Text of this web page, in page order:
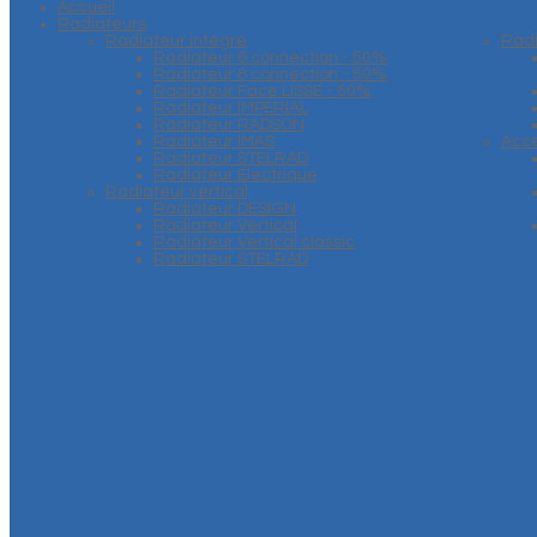
Accueil
Radiateurs
Radiateur intégré
Radiateur 6 connection - 50%
Radiateur 8 connection - 50%
Radiateur Face LISSE - 50%
Radiateur IMPERIAL
Radiateur RADSON
Radiateur IMAS
Radiateur STELRAD
Radiateur Electrique
Radiateur vertical
Radiateur DESIGN
Radiateur Vertical
Radiateur Vertical classic
Radiateur STELRAD